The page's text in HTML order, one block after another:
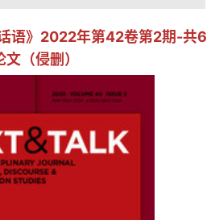
语》2022年第42卷第2期-共6
文（侵删）